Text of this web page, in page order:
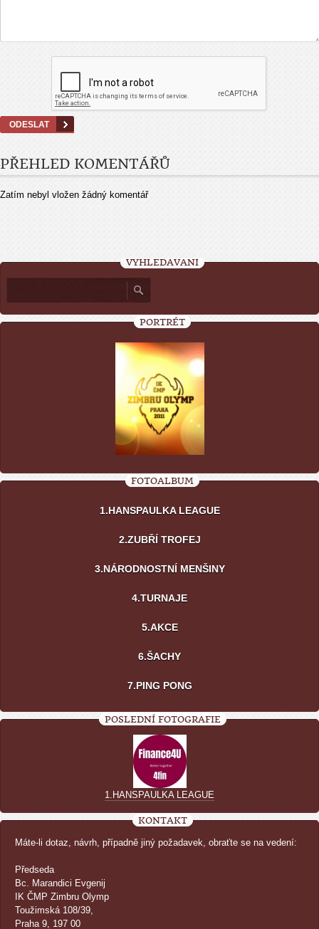
PŘEHLED KOMENTÁŘŮ
Zatím nebyl vložen žádný komentář
VYHLEDÁVÁNÍ
PORTRÉT
FOTOALBUM
1.HANSPAULKA LEAGUE
2.ZUBŘÍ TROFEJ
3.NÁRODNOSTNÍ MENŠINY
4.TURNAJE
5.AKCE
6.ŠACHY
7.PING PONG
POSLEDNÍ FOTOGRAFIE
1.HANSPAULKA LEAGUE
KONTAKT
Máte-li dotaz, návrh, případně jiný požadavek, obraťte se na vedení:
Předseda
Bc. Marandici Evgenij
IK ČMP Zimbru Olymp
Toužimská 108/39,
Praha 9, 197 00